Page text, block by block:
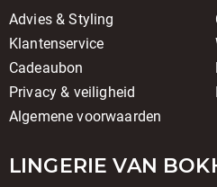
Advies & Styling
Klantenservice
Cadeaubon
Privacy & veiligheid
Algemene voorwaarden
LINGERIE VAN